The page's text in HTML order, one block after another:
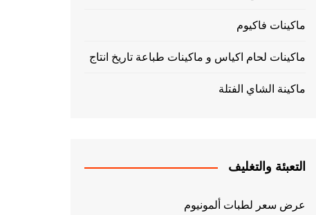
ماكينات فاكيوم
ماكينات لحام اكياس و ماكينات طباعة تاريخ انتاج
ماكينة الشاي الفتلة
التعبئة والتغليف
عرض سعر لطبات ألمونيوم